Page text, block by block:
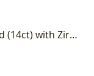
Blush Ear Studs 7299YZI - Yellow Gold (14ct) with Zirkonia